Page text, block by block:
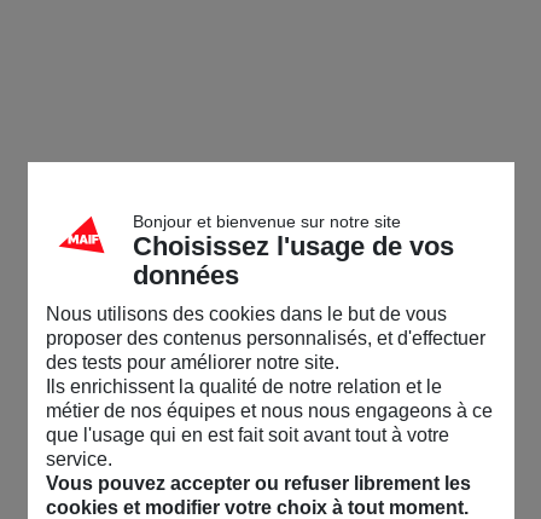
Bonjour et bienvenue sur notre site
Choisissez l'usage de vos
données
Nous utilisons des cookies dans le but de vous
proposer des contenus personnalisés, et d'effectuer
des tests pour améliorer notre site.
Ils enrichissent la qualité de notre relation et le
métier de nos équipes et nous nous engageons à ce
que l'usage qui en est fait soit avant tout à votre
service.
Vous pouvez accepter ou refuser librement les
cookies et modifier votre choix à tout moment.